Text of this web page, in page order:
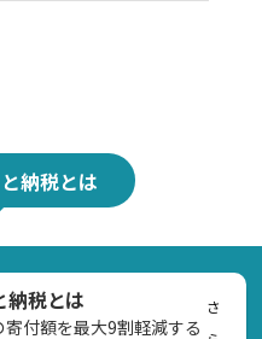
納税とは
納税とは
付額を最大9割軽減する
さ